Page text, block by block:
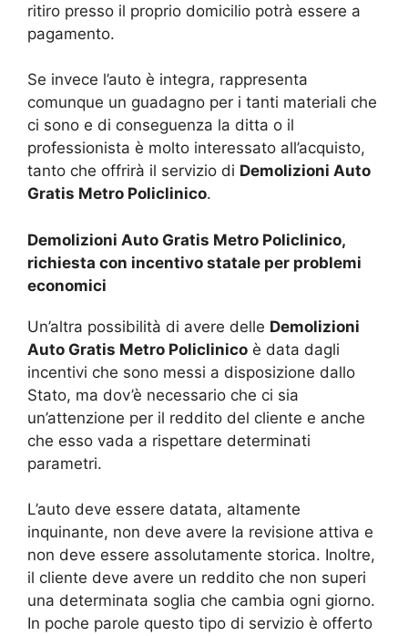
ritiro presso il proprio domicilio potrà essere a
pagamento.
Se invece l’auto è integra, rappresenta
comunque un guadagno per i tanti materiali che
ci sono e di conseguenza la ditta o il
professionista è molto interessato all’acquisto,
tanto che offrirà il servizio di Demolizioni Auto
Gratis Metro Policlinico.
Demolizioni Auto Gratis Metro Policlinico,
richiesta con incentivo statale per problemi
economici
Un’altra possibilità di avere delle Demolizioni
Auto Gratis Metro Policlinico è data dagli
incentivi che sono messi a disposizione dallo
Stato, ma dov’è necessario che ci sia
un’attenzione per il reddito del cliente e anche
che esso vada a rispettare determinati
parametri.
L’auto deve essere datata, altamente
inquinante, non deve avere la revisione attiva e
non deve essere assolutamente storica. Inoltre,
il cliente deve avere un reddito che non superi
una determinata soglia che cambia ogni giorno.
In poche parole questo tipo di servizio è offerto